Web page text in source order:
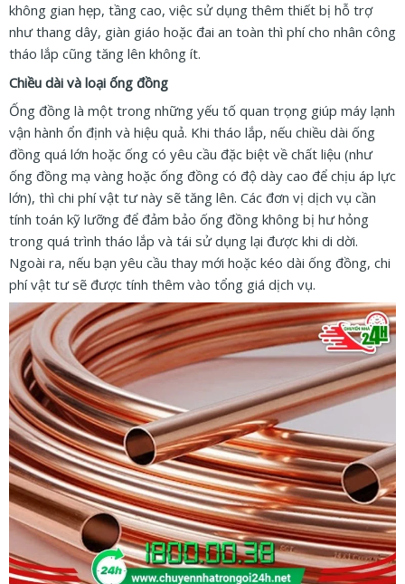
không gian hẹp, tầng cao, việc sử dụng thêm thiết bị hỗ trợ
như thang dây, giàn giáo hoặc đai an toàn thì phí cho nhân công
tháo lắp cũng tăng lên không ít.
Chiều dài và loại ống đồng
Ống đồng là một trong những yếu tố quan trọng giúp máy lạnh
vận hành ổn định và hiệu quả. Khi tháo lắp, nếu chiều dài ống
đồng quá lớn hoặc ống có yêu cầu đặc biệt về chất liệu (như
ống đồng mạ vàng hoặc ống đồng có độ dày cao để chịu áp lực
lớn), thì chi phí vật tư này sẽ tăng lên. Các đơn vị dịch vụ cần
tính toán kỹ lưỡng để đảm bảo ống đồng không bị hư hỏng
trong quá trình tháo lắp và tái sử dụng lại được khi di dời.
Ngoài ra, nếu bạn yêu cầu thay mới hoặc kéo dài ống đồng, chi
phí vật tư sẽ được tính thêm vào tổng giá dịch vụ.